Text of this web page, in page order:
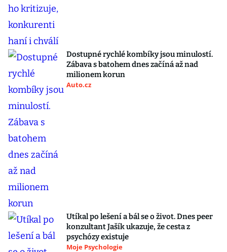
Dostupné rychlé kombíky jsou minulostí.
Zábava s batohem dnes začíná až nad
milionem korun
Auto.cz
Utíkal po lešení a bál se o život. Dnes peer
konzultant Jašík ukazuje, že cesta z
psychózy existuje
Moje Psychologie